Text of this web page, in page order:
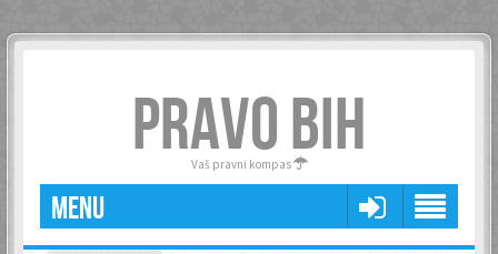
PRAVO BIH
Vaš pravni kompas
MENU